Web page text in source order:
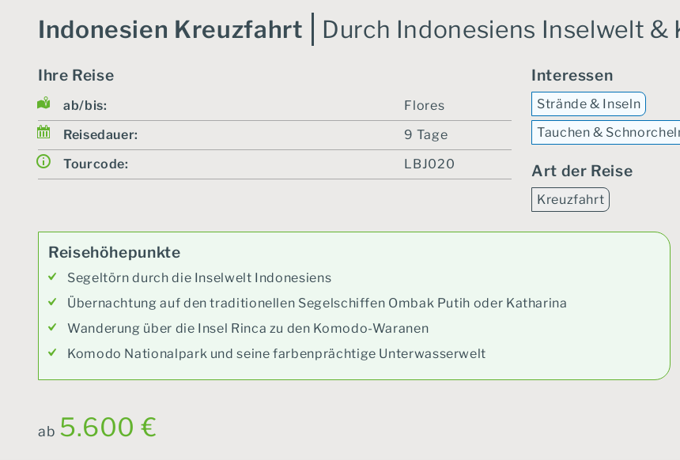
Indonesien Kreuzfahrt Durch Indonesiens Inselwelt
Ihre Reise
ab/bis:
Flores
Reisedauer:
9 Tage
Tourcode:
LBJ020
Interessen
Strände & Inseln
Tauchen &
Art der Reise
Kreuzfahrt
Reisehöhepunkte
Segeltörn durch die Inselwelt Indonesiens
Übernachtung auf den traditionellen Segelschiffen Ombak Putih oder Katharina
Wanderung über die Insel Rinca zu den Komodo-Waranen
Komodo Nationalpark und seine farbenprächtige Unterwasserwelt
ab 5.600 €